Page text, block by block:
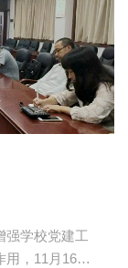
陈慕杰与企
求和岗位要
学校党建工
用，11月16